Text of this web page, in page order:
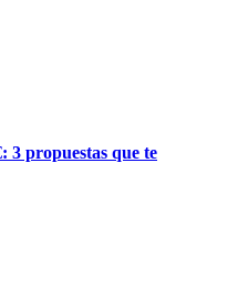
3 propuestas que te